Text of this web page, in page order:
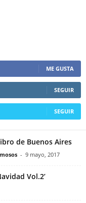
ME GUSTA
SEGUIR
SEGUIR
de Buenos Aires
- 9 mayo, 2017
Vol.2’